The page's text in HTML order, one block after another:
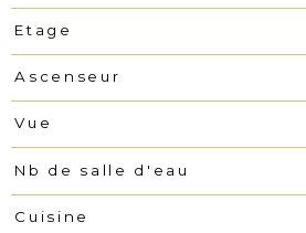
Etage
Ascenseur
Vue
Nb de salle d'eau
Cuisine